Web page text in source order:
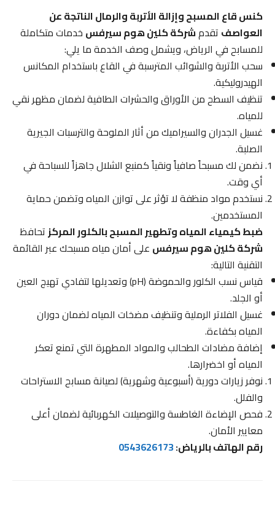
كنس قاع المسبح وإزالة الأتربة والرمال الناتجة عن
العواصفتقدمشركة كلين هوم سيرفسخدمات متكاملة
للمسابح في الرياض، ويشمل وصف الخدمة ما يلي:
سحب الأتربة والشوائب المترسبة في القاع باستخدام المكانس
الهيدروليكية.
تنظيف السطح من الأوراق والحشرات الطافية لضمان مظهر نقي
للمياه.
غسيل الجدران والسيراميك من أثار الملوحة والترسبات الجيرية
الصلبة.
نضمن لك مسبحاً صافياً ونقياً كمنبع الشلال جاهزاً للسباحة في
أي وقت.
نستخدم مواد منظفة لا تؤثر على توازن المياه وتضمن حماية
المستخدمين.
ضبط كيمياء المياه وتطهير المسبح بالكلور المركزتحافظ
شركة كلين هوم سيرفسعلى أمان مياه مسبحك عبر القائمة
التقنية التالية:
قياس نسب الكلور والحموضة (pH) وتعديلها لتفادي تهيج العين
أو الجلد.
غسيل الفلاتر الرملية وتنظيف مضخات المياه لضمان دوران
المياه بكفاءة.
إضافة مضادات الطحالب والمواد المطهرة التي تمنع تعكر
المياه أو اخضرارها.
نوفر زيارات دورية (أسبوعية وشهرية) لصيانة مسابح الاستراحات
والفلل.
فحص الإضاءة الغاطسة والتوصيلات الكهربائية لضمان أعلى
معايير الأمان.
رقم الهاتف بالرياض:0543626173